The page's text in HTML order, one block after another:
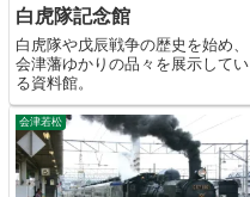
白虎隊記念館
白虎隊や戊辰戦争の歴史を始め、
会津藩ゆかりの品々を展示してい
る資料館。
会津若松